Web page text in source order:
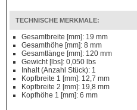
TECHNISCHE MERKMALE:
Gesamtbreite [mm]: 19 mm
Gesamthöhe [mm]: 8 mm
Gesamtlänge [mm]: 120 mm
Gewicht [lbs]: 0,050 lbs
Inhalt (Anzahl Stück): 1
Kopfbreite 1 [mm]: 12,7 mm
Kopfbreite 2 [mm]: 19,8 mm
Kopfhöhe 1 [mm]: 6 mm